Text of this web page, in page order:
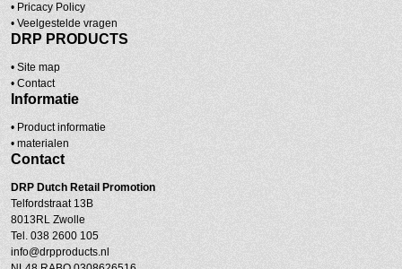
• Pricacy Policy
• Veelgestelde vragen
DRP PRODUCTS
• Site map
• Contact
Informatie
• Product informatie
• materialen
Contact
DRP Dutch Retail Promotion
Telfordstraat 13B
8013RL Zwolle
Tel. 038 2600 105
info@drpproducts.nl